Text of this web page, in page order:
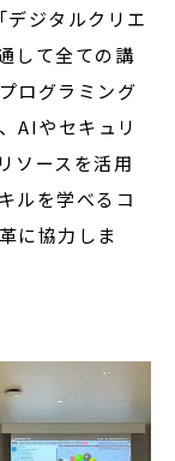
ジタルクリエ
して全ての講
ログラミング
AIやセキュリ
ソースを活用
ルを学べるコ
に協力しま